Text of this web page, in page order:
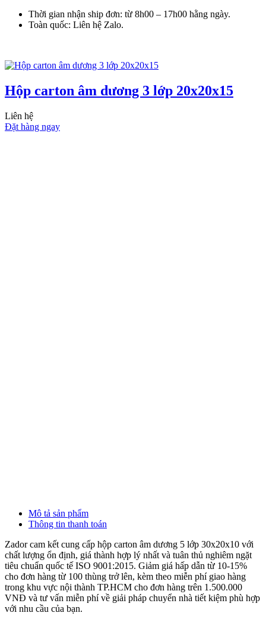
Thời gian nhận ship đơn: từ 8h00 – 17h00 hằng ngày.
Toàn quốc: Liên hệ Zalo.
Hộp carton âm dương 3 lớp 20x20x15
Liên hệ
Đặt hàng ngay
Mô tả sản phẩm
Thông tin thanh toán
Zador cam kết cung cấp hộp carton âm dương 5 lớp 30x20x10 với
chất lượng ổn định, giá thành hợp lý nhất và tuân thủ nghiêm ngặt
tiêu chuẩn quốc tế ISO 9001:2015. Giảm giá hấp dẫn từ 10-15%
cho đơn hàng từ 100 thùng trở lên, kèm theo miễn phí giao hàng
trong khu vực nội thành TP.HCM cho đơn hàng trên 1.500.000
VNĐ và tư vấn miễn phí về giải pháp chuyển nhà tiết kiệm phù hợp
với nhu cầu của bạn.